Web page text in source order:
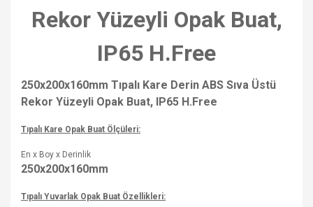
Rekor Yüzeyli Opak Buat,
IP65 H.Free
250x200x160mm Tıpalı Kare Derin ABS Sıva Üstü
Rekor Yüzeyli Opak Buat, IP65 H.Free
Tıpalı Kare Opak Buat Ölçüleri:
En x Boy x Derinlik
250x200x160mm
Tıpalı Yuvarlak Opak Buat Özellikleri: